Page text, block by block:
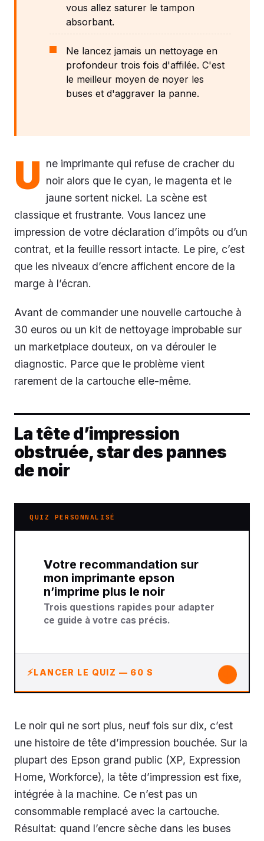
vous allez saturer le tampon
absorbant.
Ne lancez jamais un nettoyage en
profondeur trois fois d'affilée. C'est
le meilleur moyen de noyer les
buses et d'aggraver la panne.
U ne imprimante qui refuse de cracher du
noir alors que le cyan, le magenta et le
jaune sortent nickel. La scène est
classique et frustrante. Vous lancez une
impression de votre déclaration d’impôts ou d’un
contrat, et la feuille ressort intacte. Le pire, c’est
que les niveaux d’encre affichent encore de la
marge à l’écran.
Avant de commander une nouvelle cartouche à
30 euros ou un kit de nettoyage improbable sur
un marketplace douteux, on va dérouler le
diagnostic. Parce que le problème vient
rarement de la cartouche elle-même.
La tête d’impression
obstruée, star des pannes
de noir
QUIZ PERSONNALISÉ
Votre recommandation sur
mon imprimante epson
n’imprime plus le noir
Trois questions rapides pour adapter
ce guide à votre cas précis.
LANCER LE QUIZ — 60 S ↓
Le noir qui ne sort plus, neuf fois sur dix, c’est
une histoire de tête d’impression bouchée. Sur la
plupart des Epson grand public (XP, Expression
Home, Workforce), la tête d’impression est fixe,
intégrée à la machine. Ce n’est pas un
consommable remplacé avec la cartouche.
Résultat: quand l’encre sèche dans les buses